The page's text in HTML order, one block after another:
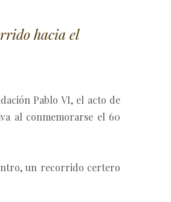
hacia el
Pablo VI, el acto de
al conmemorarse el 60
un recorrido certero